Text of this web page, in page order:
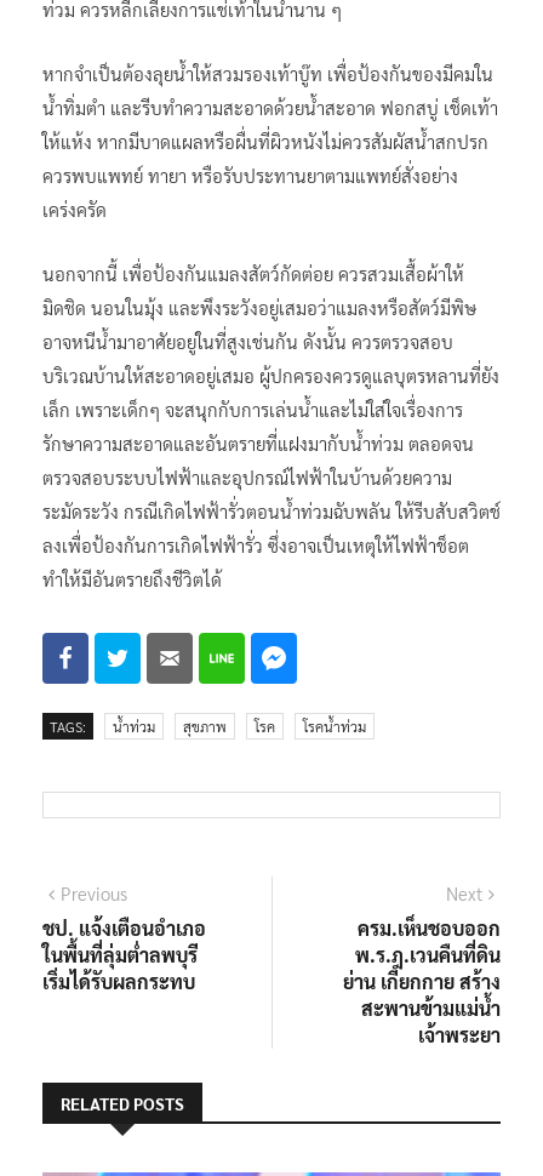
ท่วม ควรหลีกเลี่ยงการแช่เท้าในน้ำนาน ๆ
หากจำเป็นต้องลุยน้ำให้สวมรองเท้าบู๊ท เพื่อป้องกันของมีคมใน
น้ำทิ่มตำ และรีบทำความสะอาดด้วยน้ำสะอาด ฟอกสบู่ เช็ดเท้า
ให้แห้ง หากมีบาดแผลหรือผื่นที่ผิวหนังไม่ควรสัมผัสน้ำสกปรก
ควรพบแพทย์ ทายา หรือรับประทานยาตามแพทย์สั่งอย่าง
เคร่งครัด
นอกจากนี้ เพื่อป้องกันแมลงสัตว์กัดต่อย ควรสวมเสื้อผ้าให้
มิดชิด นอนในมุ้ง และพึงระวังอยู่เสมอว่าแมลงหรือสัตว์มีพิษ
อาจหนีน้ำมาอาศัยอยู่ในที่สูงเช่นกัน ดังนั้น ควรตรวจสอบ
บริเวณบ้านให้สะอาดอยู่เสมอ ผู้ปกครองควรดูแลบุตรหลานที่ยัง
เล็ก เพราะเด็กๆ จะสนุกกับการเล่นน้ำและไม่ใส่ใจเรื่องการ
รักษาความสะอาดและอันตรายที่แฝงมากับน้ำท่วม ตลอดจน
ตรวจสอบระบบไฟฟ้าและอุปกรณ์ไฟฟ้าในบ้านด้วยความ
ระมัดระวัง กรณีเกิดไฟฟ้ารั่วตอนน้ำท่วมฉับพลัน ให้รีบสับสวิตช์
ลงเพื่อป้องกันการเกิดไฟฟ้ารั่ว ซึ่งอาจเป็นเหตุให้ไฟฟ้าช็อต
ทำให้มีอันตรายถึงชีวิตได้
TAGS: น้ำท่วม สุขภาพ โรค โรคน้ำท่วม
แนะแนว
เรื่อง
PreviousPrevious
post:
ชป. แจ้งเตือนอำเภอ
ในพื้นที่ลุ่มต่ำลพบุรี
เริ่มได้รับผลกระทบ
Next
ครม.เห็นชอบออก
พ.ร.ฎ.เวนคืนที่ดิน
ย่าน เกียกกาย สร้าง
สะพานข้ามแม่น้ำ
เจ้าพระยา
RELATED POSTS